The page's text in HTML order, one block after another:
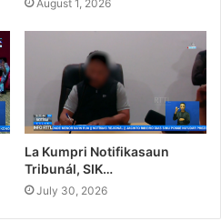
August 1, 2026
La Kumpri Notifikasaun
Tribunál, SIK…
July 30, 2026